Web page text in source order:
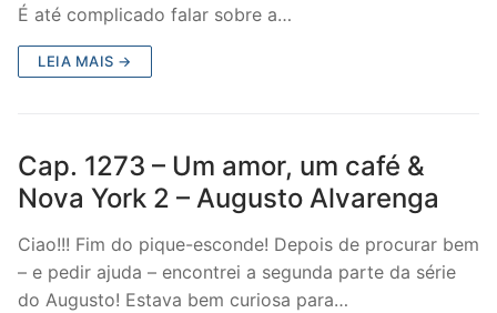
É até complicado falar sobre a…
LEIA MAIS →
Cap. 1273 – Um amor, um café &
Nova York 2 – Augusto Alvarenga
Ciao!!! Fim do pique-esconde! Depois de procurar bem
– e pedir ajuda – encontrei a segunda parte da série
do Augusto! Estava bem curiosa para…